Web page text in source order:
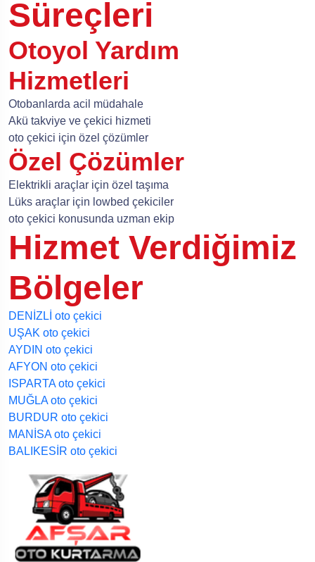
Süreçleri
Otoyol Yardım
Hizmetleri
Otobanlarda acil müdahale
Akü takviye ve çekici hizmeti
oto çekici için özel çözümler
Özel Çözümler
Elektrikli araçlar için özel taşıma
Lüks araçlar için lowbed çekiciler
oto çekici konusunda uzman ekip
Hizmet Verdiğimiz
Bölgeler
DENİZLİ oto çekici
UŞAK oto çekici
AYDIN oto çekici
AFYON oto çekici
ISPARTA oto çekici
MUĞLA oto çekici
BURDUR oto çekici
MANİSA oto çekici
BALIKESİR oto çekici